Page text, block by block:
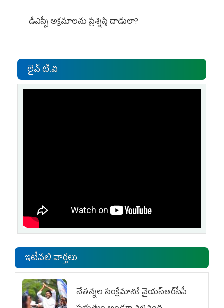
డీఎస్సీ అక్రమాలను ప్రశ్నిస్తే దాడులా?
లైవ్ టి.వి
ఇటీవలి వార్తలు
నేతన్నల సంక్షేమానికి వైయ‌స్ఆర్‌సీపీ